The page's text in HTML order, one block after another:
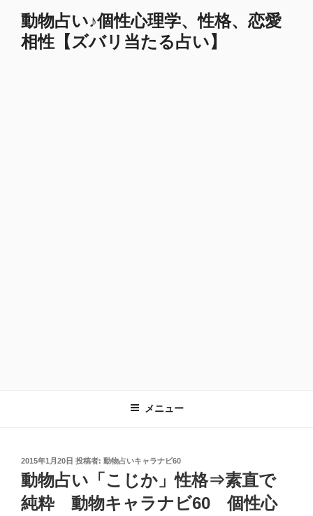
動物占い♪個性心理学、性格、恋愛
相性【ズバリ当たる占い】
メニュー
投
稿
日:
2015年1月20日 投稿者: 動物占いキャラナビ60
動物占い「こじか」性格⇒素直で
純粋 動物キャラナビ60 個性心